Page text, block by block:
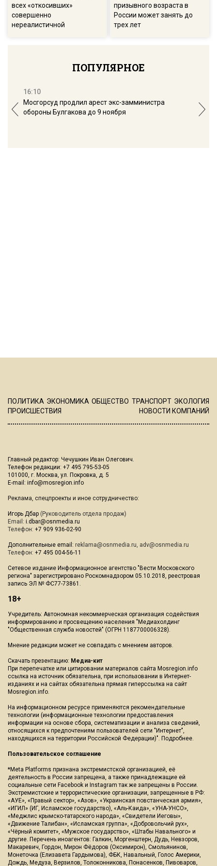
всех «откосивших»
совершенно
нереалистичной
призывного возраста в
России может занять до
трех лет
ПОПУЛЯРНОЕ
16:10
Мосгорсуд продлил арест экс-замминистра
обороны Булгакова до 9 ноября
ПОЛИТИКА ЭКОНОМИКА ОБЩЕСТВО ТРАНСПОРТ ЭКОЛОГИЯ
ПРОИСШЕСТВИЯ
НОВОСТИ КОМПАНИЙ
Главный редактор: Чечушкин Иван Олегович.
Телефон редакции: +7 495 795-53-05
101000, г. Москва, ул. Покровка, д. 5
E-mail: info@mosregion.info
Реклама, спецпроекты и иное сотрудничество:
Игорь Дбар (Руководитель отдела продаж)
Email: i.dbar@osnmedia.ru
Телефон: +7 909 936-02-90
Дополнительные email: reklama@osnmedia.ru, adv@osnmedia.ru
Телефон: +7 495 004-56-11
Сетевое издание Информационное агентство "Вести Московского
региона" зарегистрировано Роскомнадзором 05.10.2018, реестровая
запись ЭЛ № ФС77-73861.
18+
Учредитель: Автономная некоммерческая организация содействия
информированию и просвещению населения "Медиахолдинг
"Общественная служба новостей" (ОГРН 1187700006328).
Мнение редакции может не совпадать с мнением авторов.
Скачать презентацию: Медиа-кит
При перепечатке или цитировании материалов сайта Mosregion.info
ссылка на источник обязательна, при использовании в Интернет-
изданиях и на сайтах обязательна прямая гиперссылка на сайт
Mosregion.info.
На информационном ресурсе применяются рекомендательные
технологии (информационные технологии предоставления
информации на основе сбора, систематизации и анализа сведений,
относящихся к предпочтениям пользователей сети "Интернет",
находящихся на территории Российской Федерации)". Подробнее.
Пользовательское соглашение
*Meta Platforms признана экстремистской организацией, её
деятельность в России запрещена, а также принадлежащие ей
социальные сети Facebook и Instagram так же запрещены в России.
Экстремистские и террористические организации, запрещенные в РФ:
«АУЕ», «Правый сектор», «Азов», «Украинская повстанческая армия»,
«ИГИЛ» (ИГ, Исламское государство), «Аль-Каида», «УНА-УНСО»,
«Меджлис крымско-татарского народа», «Свидетели Иеговы»,
«Движение Талибан», «Исламская группа», «Добровольчий рух»,
«Чёрный комитет», «Мужское государство», «Штабы Навального» и
другие. Перечень иноагентов: Галкин, Моргенштерн, Дудь, Невзоров,
Макаревич, Гордон, Мирон Фёдоров (Оксимирон), Смольянинов,
Монеточка (Елизавета Гардымова), ФБК, Навальный, Голос Америки,
Дождь, Медуза, Верзилов, Толоконникова, Понасенков, Пивоваров,